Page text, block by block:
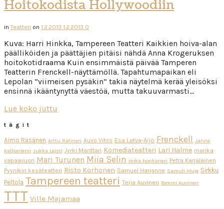
Hoitokodista Hollywoodiin
inTeatteri on 1.2.2013 1.2.2013 0
Kuva: Harri Hinkka, Tampereen Teatteri Kaikkien hoiva-alan
päälliköiden ja päättäjien pitäisi nähdä Anna Krogeruksen
hoitokotidraama Kuin ensimmäistä päivää Tamperen
Teatterin Frenckell-näyttämöllä. Tapahtumapaikan eli
Lepolan ”viimeisen pysäkin” takia näytelmä kerää yleisöksi
ensinnä ikääntynyttä väestöä, mutta takuuvarmasti…
Lue koko juttu
tägit
Aimo Räsänen Arttu Ratinen Auvo Vihro Esa Latva-Äijö Frenckell
Janne
Kallioniemi Jukka Leisti Jyrki Mänttäri Komediateatteri Lari Halme marika
vapaavuori Mari Turunen Miia Selin mika honkanen Petra Karjalainen
Pyynikin kesäteatteri Risto Korhonen Samuel Harjanne Samuli Muje Sirkku
Peltola Tampereen teatteri Teija Auvinen Tommi Auvinen
TTT Ville Majamaa